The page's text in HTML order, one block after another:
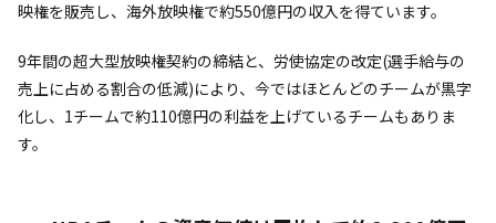
映権を販売し、海外放映権で約550億円の収入を得ています。
9年間の超大型放映権契約の締結と、労使協定の改定(選手給与の
売上に占める割合の低減)により、今ではほとんどのチームが黒字
化し、1チームで約110億円の利益を上げているチームもありま
す。